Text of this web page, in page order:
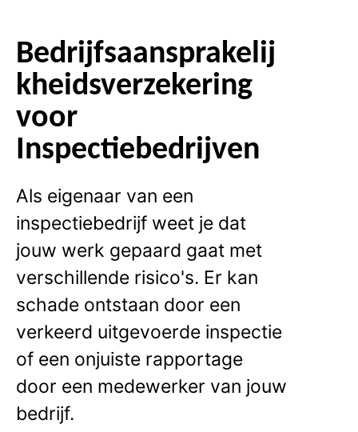
Bedrijfsaansprakelij
kheidsverzekering
voor
Inspectiebedrijven
Als eigenaar van een
inspectiebedrijf weet je dat
jouw werk gepaard gaat met
verschillende risico's. Er kan
schade ontstaan door een
verkeerd uitgevoerde inspectie
of een onjuiste rapportage
door een medewerker van jouw
bedrijf.